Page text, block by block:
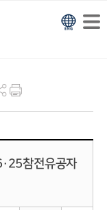
참전유공자